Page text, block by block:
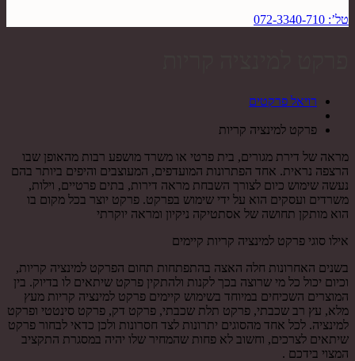
טל’: 072-3340-710
רויאל פרקטים
פרקט למינציה קריות
מראה של דירת מגורים, בית פרטי או משרד מושפע רבות מהאופן שבו
הרצפה נראית. אחד הפתרונות המועדפים, המעוצבים והיפים ביותר בהם
נעשה שימוש כיום לצורך השבחת מראה דירות, בתים פרטיים, וילות,
משרדים ועסקים הוא על ידי שימוש בפרקט. פרקט יוצר בכל מקום בו
הוא מותקן תחושה של אסתטיקה ניקיון ומראה יוקרתי
אילו סוגי פרקט למינציה קריות קיימים
בשנים האחרונות חלה האצה בהתפתחות תחום הפרקט למינציה קריות,
וכיום יכול כל מי שרוצה בכך לקנות ולהתקין פרקט שיתאים לו בדיוק. בין
המוצרים השכיחים במיוחד בשימוש קיימים פרקט למינציה קריות מעץ
מלא, עץ רב שכבתי, פרקט תלת שכבתי, פרקט דק, פרקט סינטטי ופרקט
למינציה. לכל אחד מהסוגים יתרונות לצד חסרונות ולכן כדאי לבחור פרקט
שיתאים לצרכים, וחשוב לא פחות שהמחיר שלו יהיה במסגרת התקציב
המצוי בידכם .